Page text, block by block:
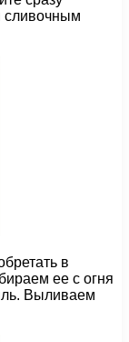
сливочным
в
ее с огня
Выливаем